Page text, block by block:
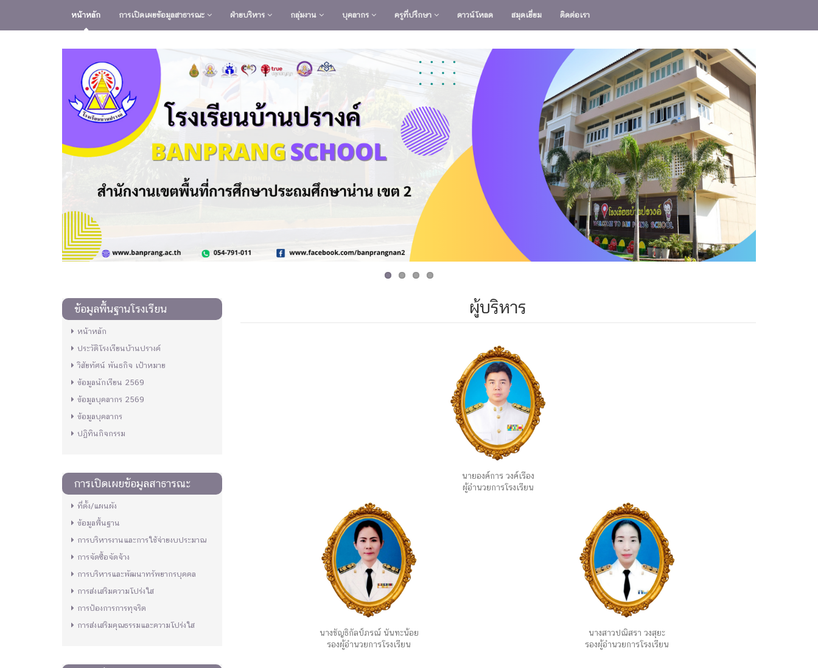
หน้าหลัก การเปิดเผยข้อมูลสาธารณะ ฝ่ายบริหาร กลุ่มงาน บุคลากร ครูที่ปรึกษา ดาวน์โหลด สมุดเยี่ยม ติดต่อเรา
ข้อมูลพื้นฐานโรงเรียน
หน้าหลัก
ประวัติโรงเรียนบ้านปรางค์
วิสัยทัศน์ พันธกิจ เป้าหมาย
ข้อมูลนักเรียน 2569
ข้อมูลบุคลากร 2569
ข้อมูลบุคลากร
ปฏิทินกิจกรรม
การเปิดเผยข้อมูลสาธารณะ
ที่ตั้ง/แผนผัง
ข้อมูลพื้นฐาน
การบริหารงานและการใช้จ่ายงบประมาณ
การจัดซื้อจัดจ้าง
การบริหารและพัฒนาทรัพยากรบุคคล
การส่งเสริมความโปร่งใส
การป้องการการทุจริต
การส่งเสริมคุณธรรมและความโปร่งใส
ผู้บริหาร
นายองค์การ วงค์เรือง
ผู้อำนวยการโรงเรียน
นางชัญธิกัลป์ภรณ์ นันทะน้อย
รองผู้อำนวยการโรงเรียน
นางสาวปณิสรา วงสุยะ
รองผู้อำนวยการโรงเรียน